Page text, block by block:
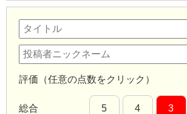
評価（任意の点数をクリック）
総合 5 4 3